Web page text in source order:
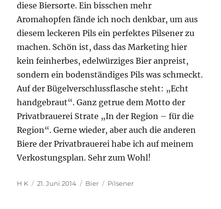
diese Biersorte. Ein bisschen mehr
Aromahopfen fände ich noch denkbar, um aus
diesem leckeren Pils ein perfektes Pilsener zu
machen. Schön ist, dass das Marketing hier
kein feinherbes, edelwürziges Bier anpreist,
sondern ein bodenständiges Pils was schmeckt.
Auf der Bügelverschlussflasche steht: „Echt
handgebraut“. Ganz getrue dem Motto der
Privatbrauerei Strate „In der Region – für die
Region“. Gerne wieder, aber auch die anderen
Biere der Privatbrauerei habe ich auf meinem
Verkostungsplan. Sehr zum Wohl!
Autor
H K
Veröffentlicht
21. Juni 2014 Kategorien
Bier Schlagwörter
Pilsener